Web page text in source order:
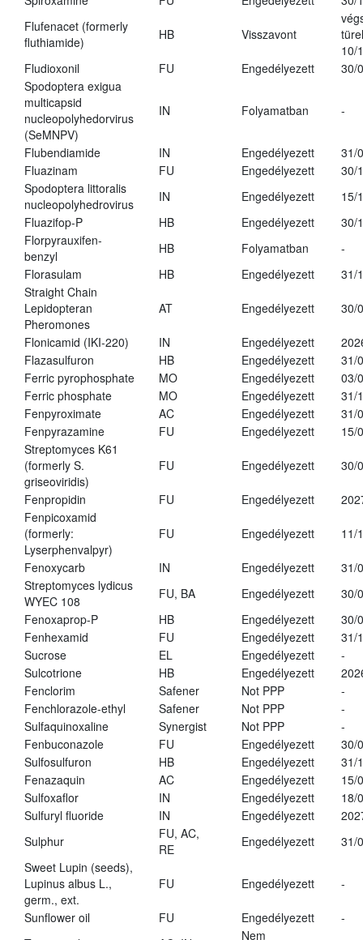
Flufenacet (formerly
fluthiamide)
HB Visszavont
10/
Fludioxonil
FU Engedélyezett
30/
Spodoptera exigua
multicapsid
nucleopolyhedorvirus
(SeMNPV)
IN Folyamatban -
Flubendiamide IN Engedélyezett
31/
Fluazinam
FU Engedélyezett
30/
Spodoptera littoralis
nucleopolyhedrovirus
IN Engedélyezett
15/
Fluazifop-P
HB Engedélyezett
30/
Florpyrauxifen-
benzyl
HB Folyamatban
-
Florasulam
HB Engedélyezett
31/
Straight Chain
Lepidopteran
Pheromones
AT Engedélyezett 30/
Flonicamid (IKI-220) IN Engedélyezett
Flazasulfuron
HB Engedélyezett
31/
Ferric pyrophosphate
MO Engedélyezett
03/
Ferric phosphate
MO Engedélyezett
31/
Fenpyroximate
AC Engedélyezett
31/
Fenpyrazamine
FU Engedélyezett
15/
Streptomyces K61
(formerly S.
griseoviridis)
FU Engedélyezett 30/
Fenpropidin FU Engedélyezett
Fenpicoxamid
(formerly:
Lyserphenvalpyr)
FU Engedélyezett 11/
Fenoxycarb IN Engedélyezett
31/
Streptomyces lydicus
WYEC 108
FU, BA Engedélyezett
30/
Fenoxaprop-P
HB Engedélyezett
30/
Fenhexamid
FU Engedélyezett
31/
Sucrose
EL Engedélyezett
-
Sulcotrione
HB Engedélyezett
Fenclorim
Safener Not PPP
-
Fenchlorazole-ethyl
Safener Not PPP
-
Sulfaquinoxaline
Synergist Not PPP
-
Fenbuconazole
FU Engedélyezett
30/
Sulfosulfuron
HB Engedélyezett
31/
Fenazaquin
AC Engedélyezett
15/
Sulfoxaflor
IN Engedélyezett
18/
Sulfuryl fluoride
IN Engedélyezett
Sulphur
FU, AC,
RE
Engedélyezett
31/
Sweet Lupin (seeds),
Lupinus albus L.,
germ., ext.
FU Engedélyezett -
Sunflower oil FU Engedélyezett
-
Nem